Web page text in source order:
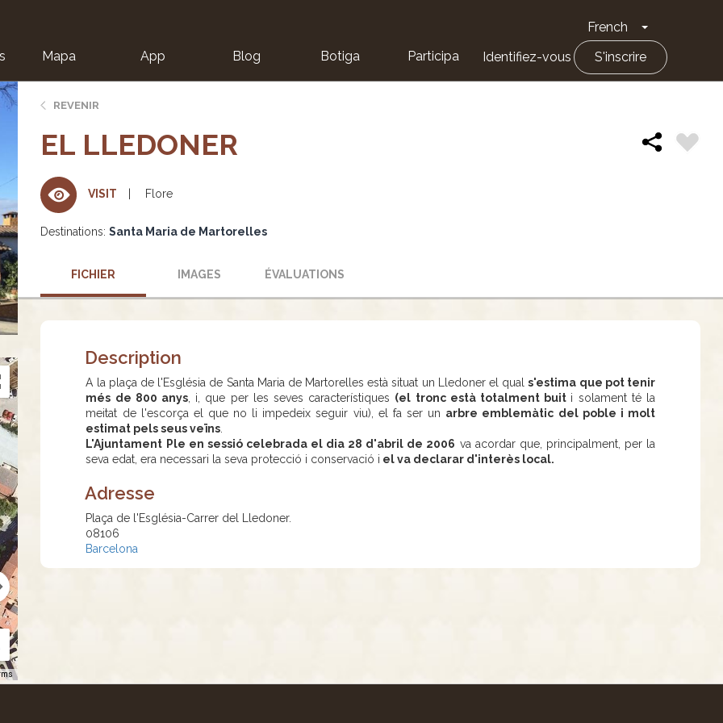
French Toggle
Mapa App Blog Botiga Participa Identifiez-vous S'inscrire
REVENIR
EL LLEDONER
VISIT Flore
Destinations: Santa Maria de Martorelles
FICHIER IMAGES ÉVALUATIONS
Description
A la plaça de l'Església de Santa Maria de Martorelles està situat un Lledoner el quals'estima que pot tenir
més de 800 anys , i, que per les seves característiques (el tronc està totalment buit i solament té la
meitat de l'escorça el que no li impedeix seguir viu), el fa ser un arbre emblemàtic del poble i molt
estimat pels seus veïns
L'Ajuntament Ple en sessió celebrada el dia 28 d'abril de 2006 va acordar que, principalment, per la
seva edat, era necessari la seva protecció i conservació i el va declarar d'interès local.
Adresse
Plaça de l'Església-Carrer del Lledoner.
08106
Barcelona